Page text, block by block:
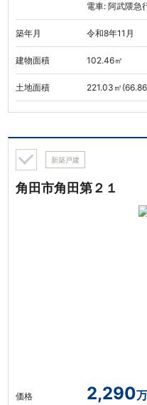
電車: 阿武隈急
築年月 令和8年11月
建物面積 102.46㎡
土地面積 221.03㎡
新築戸建
角田市角田第２１
価格 2,290